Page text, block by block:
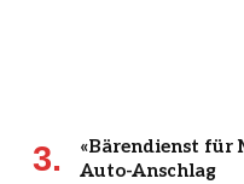
«Bärendienst für
Auto-Anschlag